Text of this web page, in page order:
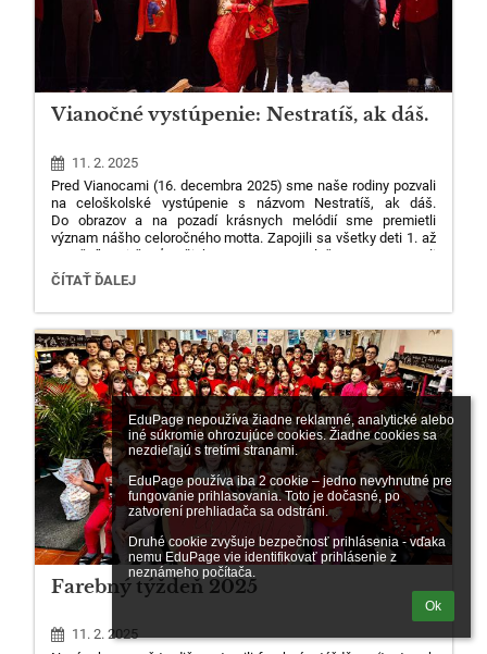
EduPage nepoužíva žiadne reklamné, analytické alebo
iné súkromie ohrozujúce cookies. Žiadne cookies sa
nezdieľajú s tretími stranami.
EduPage používa iba 2 cookie – jedno nevyhnutné pre
fungovanie prihlasovania. Toto je dočasné, po
zatvorení prehliadača sa odstráni.
Druhé cookie zvyšuje bezpečnosť prihlásenia - vďaka
nemu EduPage vie identifikovať prihlásenie z
neznámeho počítača.
Ok
1
Vianočné vystúpenie: Nestratíš, ak dáš.
11. 2. 2025
Pred Vianocami (16. decembra 2025) sme naše rodiny pozvali
na celoškolské vystúpenie s názvom Nestratíš, ak dáš.
Do obrazov a na pozadí krásnych melódií sme premietli
význam nášho celoročného motta. Zapojili sa všetky deti 1. až
5. ročníka aj časť našich teenagerov. Spoločne sme venovali
nezabudnuteľný zážitok nielen našim divákom, ale aj samým
sebe.
VIANOČNÉ
NESTRATÍŠ,
AK
DÁŠ.:
ČÍTAŤ ĎALEJ
Farebný týždeň 2025
11. 2. 2025